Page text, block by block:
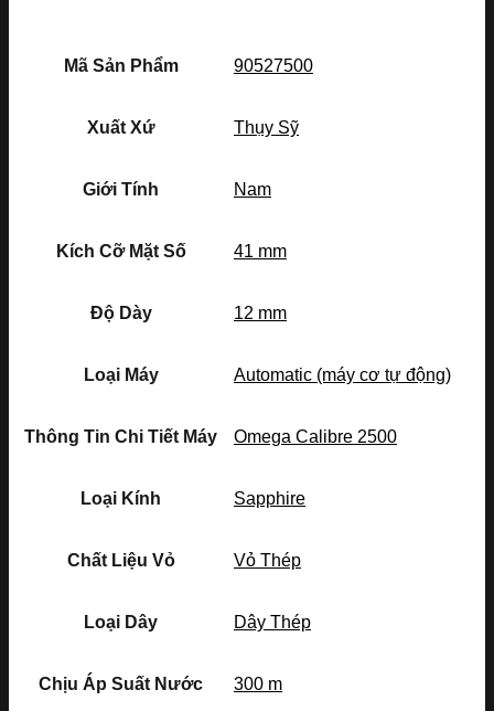
Mã Sản Phẩm 90527500
Xuất Xứ Thụy Sỹ
Giới Tính Nam
Kích Cỡ Mặt Số 41 mm
Độ Dày 12 mm
Loại Máy Automatic (máy cơ tự động)
Thông Tin Chi Tiết Máy Omega Calibre 2500
Loại Kính Sapphire
Chất Liệu Vỏ Vỏ Thép
Loại Dây Dây Thép
Chịu Áp Suất Nước 300 m